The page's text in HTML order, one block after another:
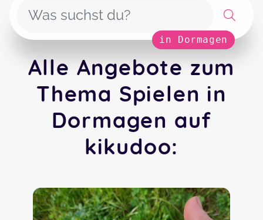
in Dormagen
Alle Angebote zum
Thema Spielen in
Dormagen auf
kikudoo: